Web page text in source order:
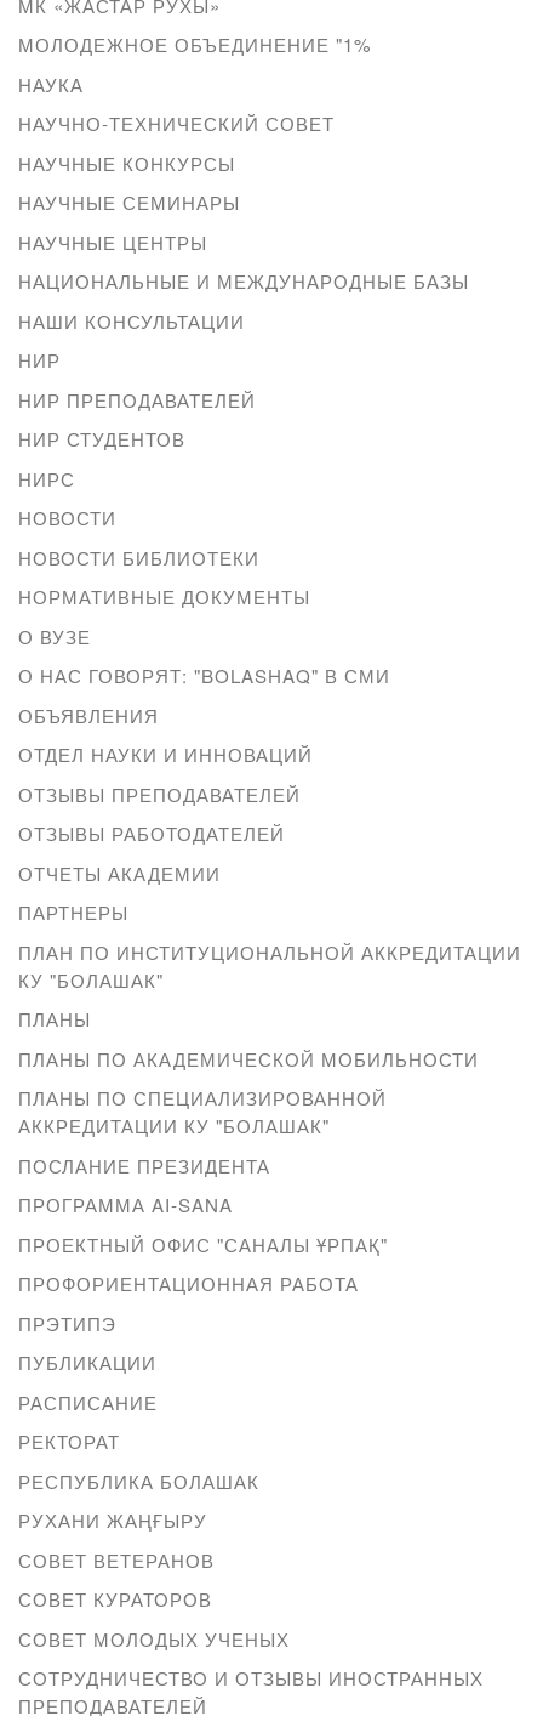
МК «ЖАСТАР РУХЫ»
МОЛОДЕЖНОЕ ОБЪЕДИНЕНИЕ "1%
НАУКА
НАУЧНО-ТЕХНИЧЕСКИЙ СОВЕТ
НАУЧНЫЕ КОНКУРСЫ
НАУЧНЫЕ СЕМИНАРЫ
НАУЧНЫЕ ЦЕНТРЫ
НАЦИОНАЛЬНЫЕ И МЕЖДУНАРОДНЫЕ БАЗЫ
НАШИ КОНСУЛЬТАЦИИ
НИР
НИР ПРЕПОДАВАТЕЛЕЙ
НИР СТУДЕНТОВ
НИРС
НОВОСТИ
НОВОСТИ БИБЛИОТЕКИ
НОРМАТИВНЫЕ ДОКУМЕНТЫ
О ВУЗЕ
О НАС ГОВОРЯТ: "BOLASHAQ" В СМИ
ОБЪЯВЛЕНИЯ
ОТДЕЛ НАУКИ И ИННОВАЦИЙ
ОТЗЫВЫ ПРЕПОДАВАТЕЛЕЙ
ОТЗЫВЫ РАБОТОДАТЕЛЕЙ
ОТЧЕТЫ АКАДЕМИИ
ПАРТНЕРЫ
ПЛАН ПО ИНСТИТУЦИОНАЛЬНОЙ АККРЕДИТАЦИИ
КУ "БОЛАШАК"
ПЛАНЫ
ПЛАНЫ ПО АКАДЕМИЧЕСКОЙ МОБИЛЬНОСТИ
ПЛАНЫ ПО СПЕЦИАЛИЗИРОВАННОЙ
АККРЕДИТАЦИИ КУ "БОЛАШАК"
ПОСЛАНИЕ ПРЕЗИДЕНТА
ПРОГРАММА AI-SANA
ПРОЕКТНЫЙ ОФИС "САНАЛЫ ҰРПАҚ"
ПРОФОРИЕНТАЦИОННАЯ РАБОТА
ПРЭТИПЭ
ПУБЛИКАЦИИ
РАСПИСАНИЕ
РЕКТОРАТ
РЕСПУБЛИКА БОЛАШАК
РУХАНИ ЖАҢҒЫРУ
СОВЕТ ВЕТЕРАНОВ
СОВЕТ КУРАТОРОВ
СОВЕТ МОЛОДЫХ УЧЕНЫХ
СОТРУДНИЧЕСТВО И ОТЗЫВЫ ИНОСТРАННЫХ
ПРЕПОДАВАТЕЛЕЙ